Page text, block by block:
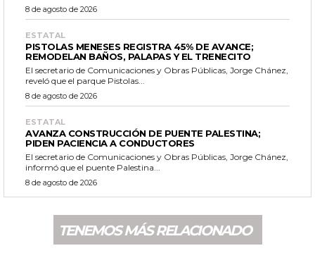
8 de agosto de 2026
ESTATAL
PISTOLAS MENESES REGISTRA 45% DE AVANCE;
REMODELAN BAÑOS, PALAPAS Y EL TRENECITO
El secretario de Comunicaciones y Obras Públicas, Jorge Chánez,
reveló que el parque Pistolas...
8 de agosto de 2026
ESTATAL
AVANZA CONSTRUCCIÓN DE PUENTE PALESTINA;
PIDEN PACIENCIA A CONDUCTORES
El secretario de Comunicaciones y Obras Públicas, Jorge Chánez,
informó que el puente Palestina...
8 de agosto de 2026
TENEMOS MÁS RELACIONADO